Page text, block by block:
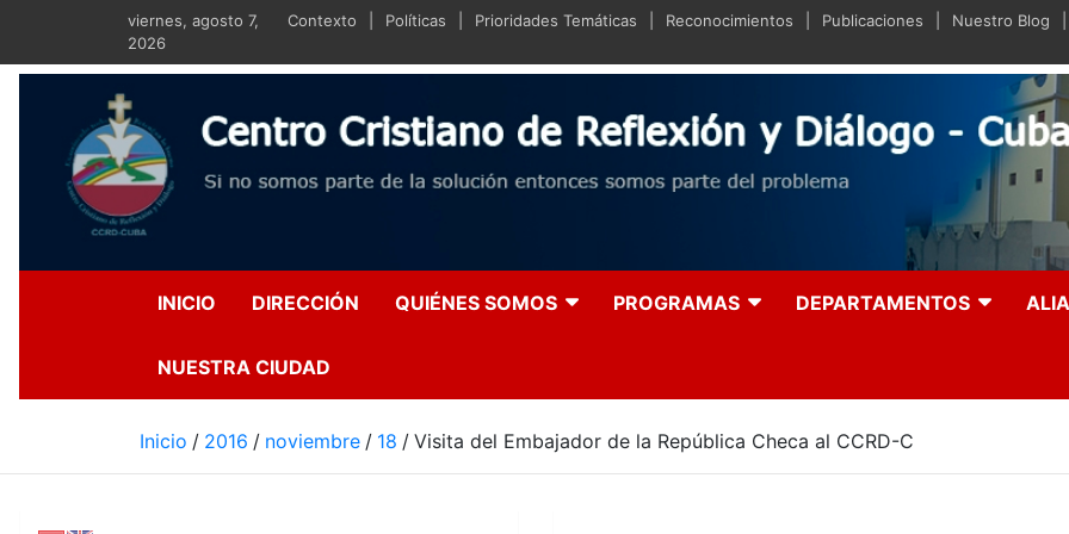
contenido
viernes, agosto 7,
2026
Contexto Políticas Prioridades Temáticas Reconocimientos Publicaciones Nuestro Blog
Centro Cristiano de Reflexión y
Si no somos parte de la solución entonces somos parte del problema
INICIO DIRECCIÓN QUIÉNES SOMOS PROGRAMAS DEPARTAMENTOS
NUESTRA CIUDAD
Inicio 2016 noviembre 18 Visita del Embajador de la República Checa al CCRD-C